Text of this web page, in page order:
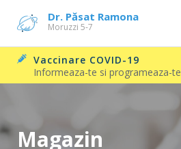
content
Dr. Păsat Ramona
Moruzzi 5-7
Vaccinare COVID-19
Informeaza-te si programeaza-te
Magazin